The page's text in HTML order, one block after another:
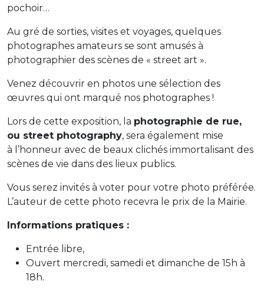
pochoir…
Au gré de sorties, visites et voyages, quelques
photographes amateurs se sont amusés à
photographier des scènes de « street art ».
Venez découvrir en photos une sélection des
œuvres qui ont marqué nos photographes !
Lors de cette exposition, la photographie de rue,
ou street photography, sera également mise
à l’honneur avec de beaux clichés immortalisant des
scènes de vie dans des lieux publics.
Vous serez invités à voter pour votre photo préférée.
L’auteur de cette photo recevra le prix de la Mairie.
Informations pratiques :
Entrée libre,
Ouvert mercredi, samedi et dimanche de 15h à
18h.